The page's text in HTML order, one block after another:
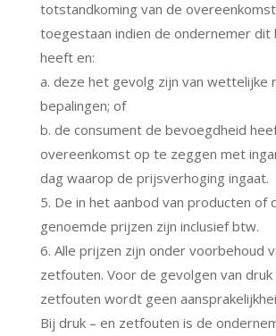
totstandkoming van de
toegestaan indien de ondernemer dit
heeft en:
a. deze het gevolg zijn van wettelijke
bepalingen; of
b. de consument de bevoegdheid
overeenkomst op te zeggen met
dag waarop de prijsverhoging ingaat.
5. De in het aanbod van producten of
genoemde prijzen zijn inclusief btw.
6. Alle prijzen zijn onder voorbehoud
zetfouten. Voor de gevolgen van druk
zetfouten wordt geen
Bij druk – en zetfouten is de